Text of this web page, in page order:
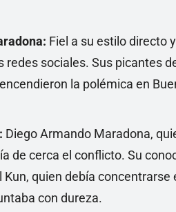
Fiel a su estilo directo
redes sociales. Sus picantes
la polémica en
Diego Armando Maradona,
de cerca el conflicto. Su
Kun, quien debía
con dureza.